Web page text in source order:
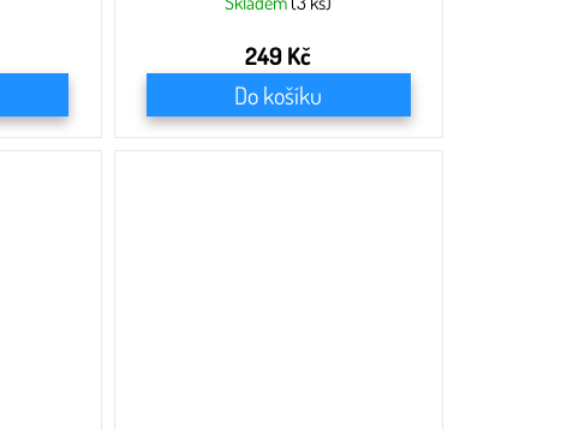
249 Kč
Do košíku